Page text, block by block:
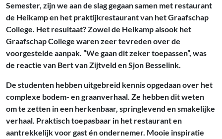
Semester, zijn we aan de slag gegaan samen met restaurant
de Heikamp en het praktijkrestaurant van het Graafschap
College. Het resultaat? Zowel de Heikamp alsook het
Graafschap College waren zeer tevreden over de
voorgestelde aanpak. ”We gaan dit zeker toepassen”, was
de reactie van Bert van Zijtveld en Sjon Besselink.
De studenten hebben uitgebreid kennis opgedaan over het
complexe bodem- en graanverhaal. Ze hebben dit weten
om te zetten in een herkenbaar, springlevend en smakelijke
verhaal. Praktisch toepasbaar in het restaurant en
aantrekkelijk voor gast én ondernemer. Mooie inspiratie